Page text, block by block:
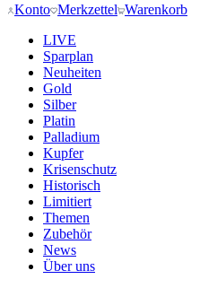
Konto Merkzettel Warenkorb
LIVE
Sparplan
Neuheiten
Gold
Silber
Platin
Palladium
Kupfer
Krisenschutz
Historisch
Limitiert
Themen
Zubehör
News
Über uns